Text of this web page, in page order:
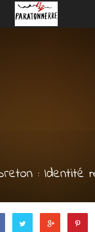
: Identité